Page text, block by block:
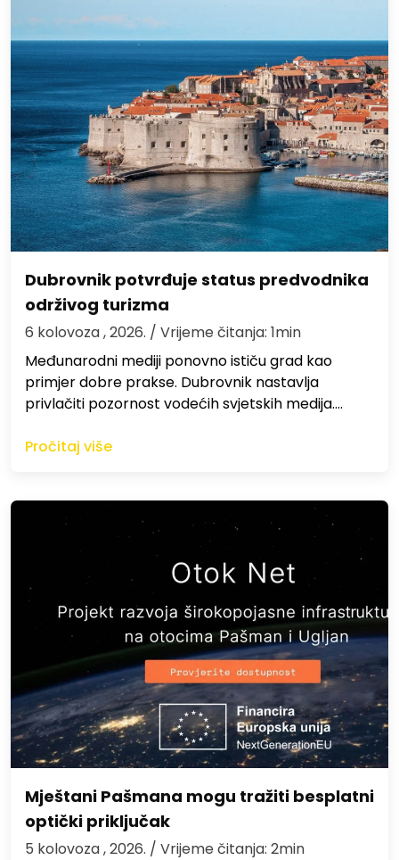
Dubrovnik potvrđuje status predvodnika
održivog turizma
6 kolovoza , 2026. / Vrijeme čitanja: 1min
Međunarodni mediji ponovno ističu grad kao
primjer dobre prakse. Dubrovnik nastavlja
privlačiti pozornost vodećih svjetskih medija.…
Pročitaj više
Mještani Pašmana mogu tražiti besplatni
optički priključak
5 kolovoza , 2026. / Vrijeme čitanja: 2min